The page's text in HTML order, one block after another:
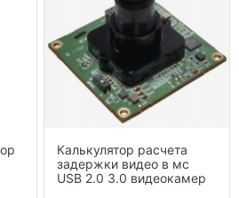
Калькулятор расчета
задержки видео в мс
USB 2.0 3.0 видеокамер